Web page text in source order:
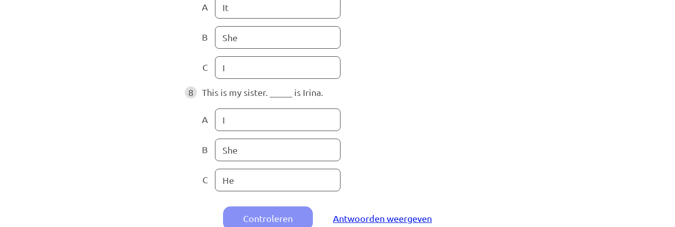
A It
B She
C I
8 This is my sister. _____ is Irina.
A I
B She
C He
Controleren Antwoorden weergeven